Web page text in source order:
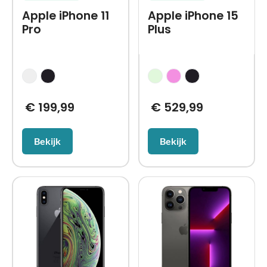
Apple iPhone 11
Pro
€199,99
Bekijk
Apple iPhone 15
Plus
€ 529,99
Bekijk